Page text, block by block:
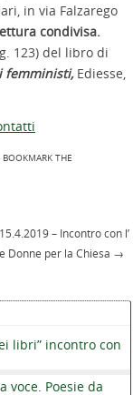
in via Falzarego
condivisa.
123) del libro di
femministi,Ediesse,
BOOKMARK THE
15.4.2019 – Incontro con l’
Donne per la Chiesa →
libri” incontro con
voce. Poesie da